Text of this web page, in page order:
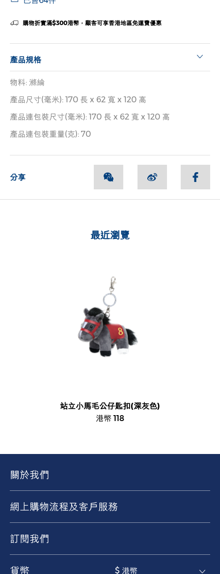
購物折實滿$300港幣，顧客可享香港地區免運費優惠
產品規格
物料: 滌綸
產品尺寸(毫米): 170 長 x 62 寬 x 120 高
產品連包裝尺寸(毫米): 170 長 x 62 寬 x 120 高
產品連包裝重量(克): 70
分享
最近瀏覽
站立小馬毛公仔匙扣(深灰色)
港幣 118
關於我們
網上購物流程及客戶服務
訂閱我們
貨幣 $ 港幣